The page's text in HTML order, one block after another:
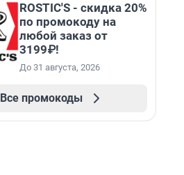
ROSTIC'S - скидка 20%
по промокоду на
любой заказ от
3199₽!
До 31 августа, 2026
Все промокоды